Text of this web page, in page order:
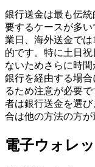
銀行送金は最も伝
要するケースが多
業日、海外送金で
的です。特に土日
ないためさらに時
銀行を経由する場
るため注意が必要
者は銀行送金を選
合は他の方法の方が
電子ウォレ